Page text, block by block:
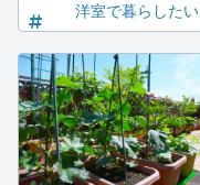
洋室で暮らしたい